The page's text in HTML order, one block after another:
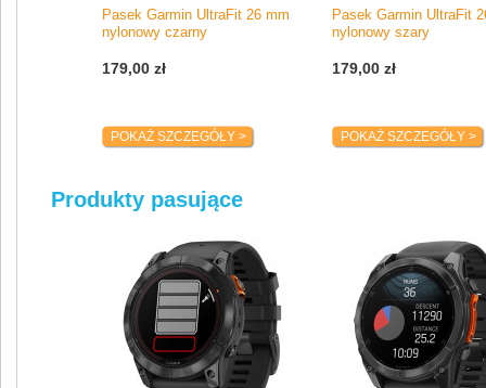
Pasek Garmin UltraFit 26 mm
nylonowy czarny
179,00 zł
POKAŻ SZCZEGÓŁY >
Pasek Garmin UltraFit
nylonowy szary
179,00 zł
POKAŻ SZCZEGÓŁY >
Produkty pasujące